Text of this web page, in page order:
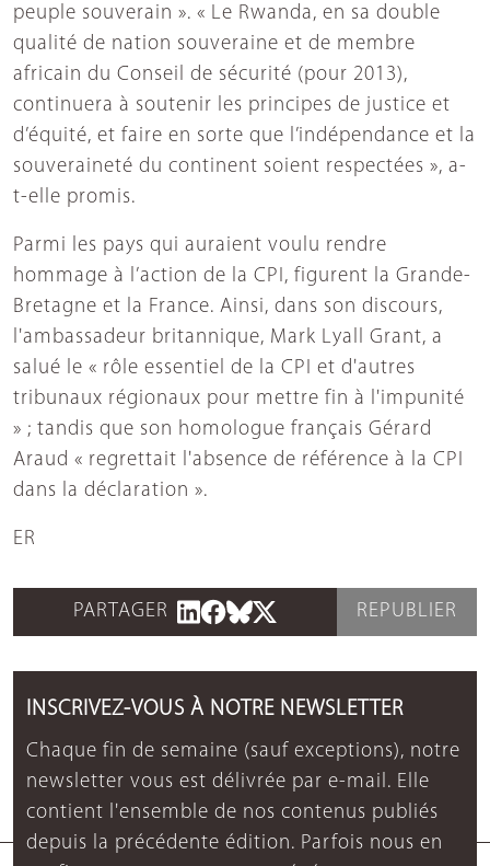
peuple souverain ». « Le Rwanda, en sa double
qualité de nation souveraine et de membre
africain du Conseil de sécurité (pour 2013),
continuera à soutenir les principes de justice et
d’équité, et faire en sorte que l’indépendance et la
souveraineté du continent soient respectées », a-
t-elle promis.
Parmi les pays qui auraient voulu rendre
hommage à l’action de la CPI, figurent la Grande-
Bretagne et la France. Ainsi, dans son discours,
l'ambassadeur britannique, Mark Lyall Grant, a
salué le « rôle essentiel de la CPI et d'autres
tribunaux régionaux pour mettre fin à l'impunité
» ; tandis que son homologue français Gérard
Araud « regrettait l'absence de référence à la CPI
dans la déclaration ».
ER
PARTAGER REPUBLIER
INSCRIVEZ-VOUS À NOTRE NEWSLETTER
Chaque fin de semaine (sauf exceptions), notre
newsletter vous est délivrée par e-mail. Elle
contient l'ensemble de nos contenus publiés
depuis la précédente édition. Parfois nous en